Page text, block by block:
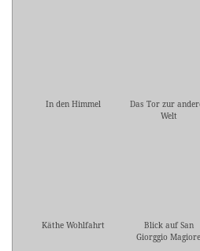
In den Himmel
Das Tor zur
Welt
Käthe Wohlfahrt
Blick auf San
Giorggio Magiore